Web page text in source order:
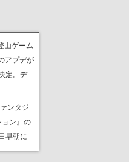
山ゲーム
アプデが
定。デ
ーム
THE
し、火
ンタジ
ン』の
早朝に
リメイ